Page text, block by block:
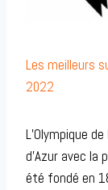
Les meilleurs
2022
L’Olympique
d’Azur avec la
été fondé en